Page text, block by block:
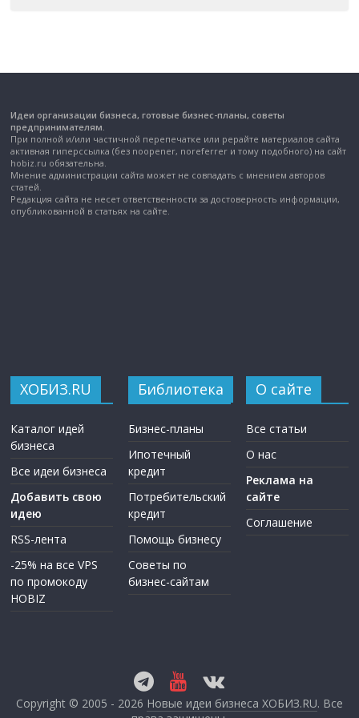
Идеи организации бизнеса, готовые бизнес-планы, советы
предпринимателям.
При полной и/или частичной перепечатке или рерайте материалов сайта
активная гиперссылка (без noopener, noreferrer и тому подобного) на сайт
hobiz.ru обязательна.
Мнение администрации сайта может не совпадать с мнением авторов
статей.
Редакция сайта не несет ответственности за достоверность информации,
опубликованной в статьях на сайте.
ХОБИЗ.RU
Каталог идей
бизнеса
Все идеи бизнеса
Добавить свою
идею
RSS-лента
-25% на все VPS
по промокоду
HOBIZ
Библиотека
Бизнес-планы
Ипотечный
кредит
Потребительский
кредит
Помощь бизнесу
Советы по
бизнес-сайтам
О сайте
Все статьи
О нас
Реклама на
сайте
Соглашение
Copyright © 2005 - 2026 Новые идеи бизнеса ХОБИЗ.RU. Все